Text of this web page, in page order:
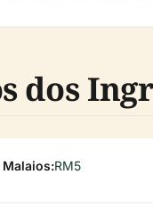
dos
RM5